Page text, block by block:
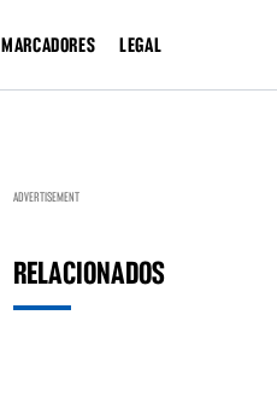
MARCADORES LEGAL
ADVERTISEMENT
RELACIONADOS